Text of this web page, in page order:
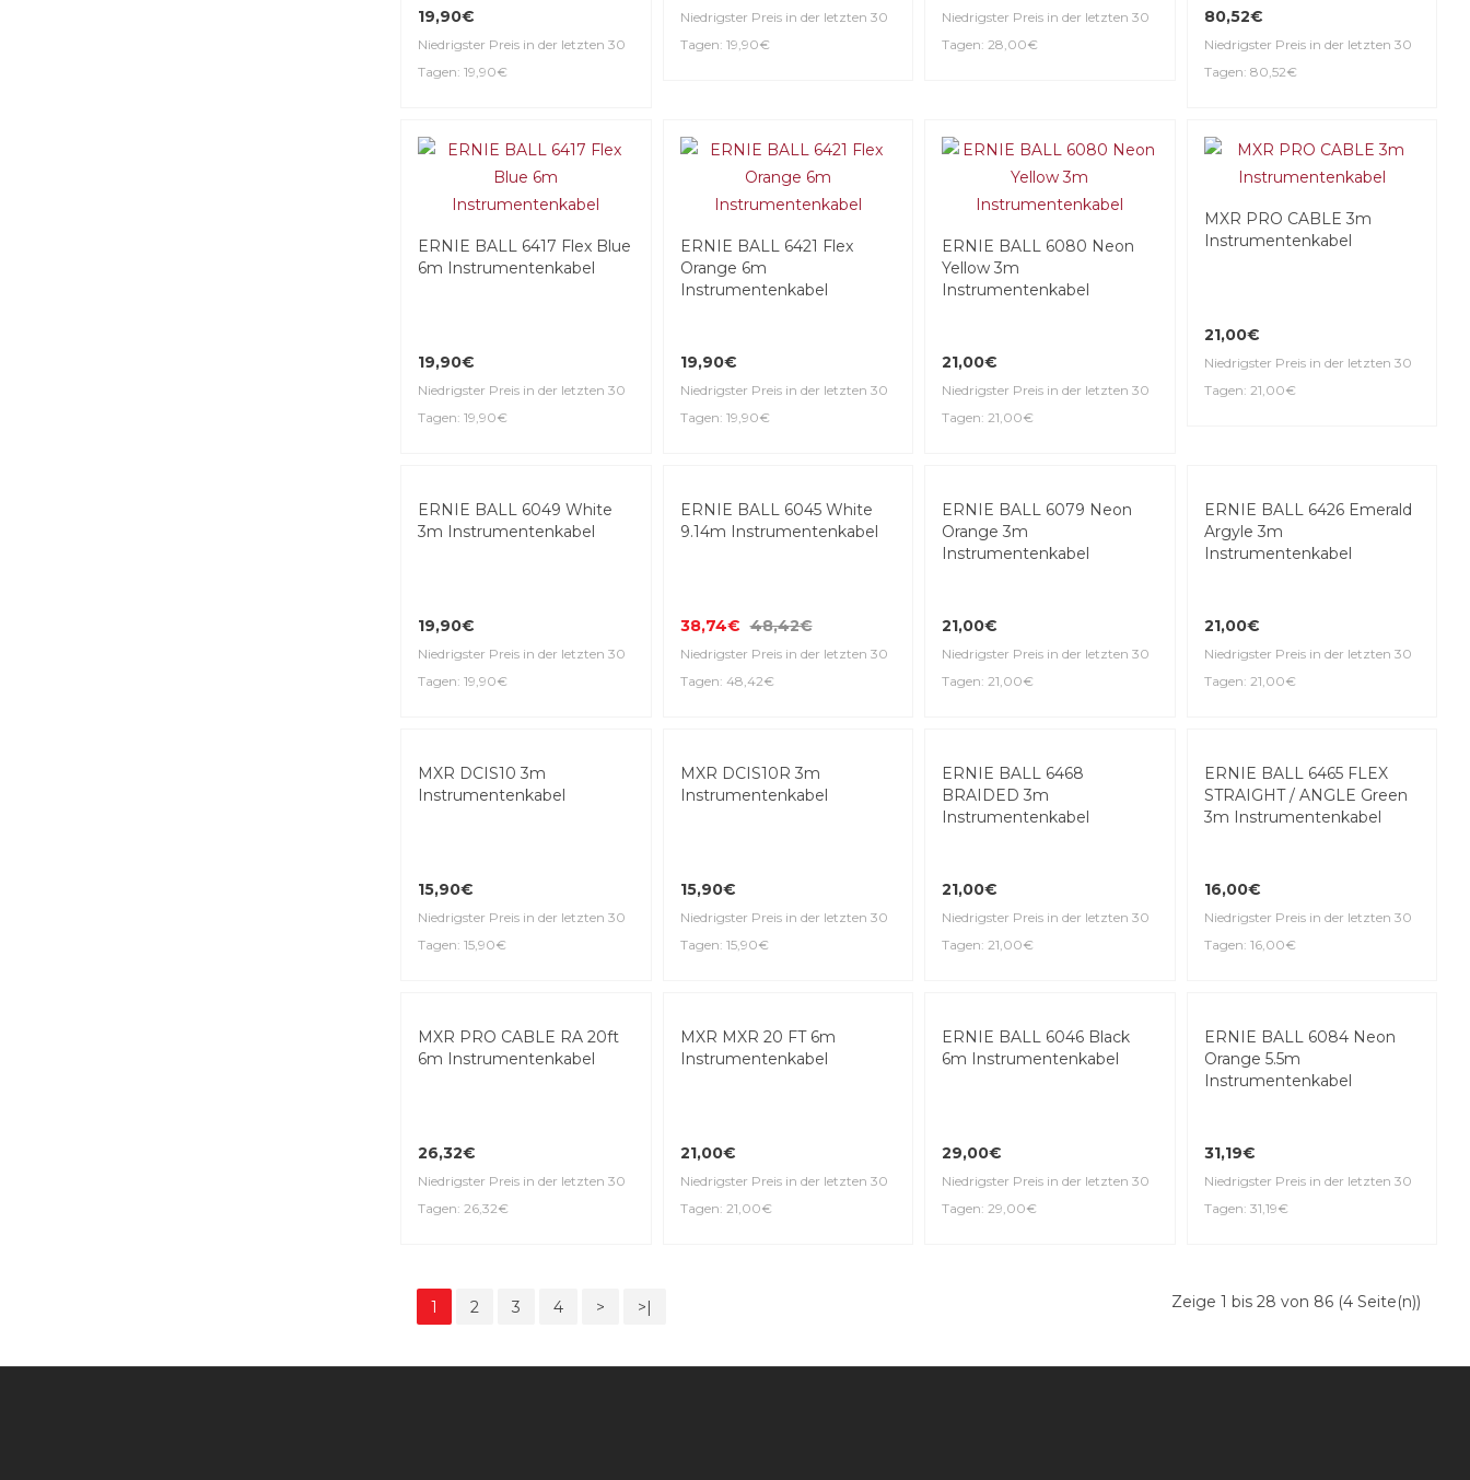
19,90€
Niedrigster Preis in der letzten 30
Tagen: 19,90€
Niedrigster Preis in der letzten 30
Tagen: 19,90€
Niedrigster Preis in der letzten 30
Tagen: 28,00€
80,52€
Niedrigster Preis in der letzten 30
Tagen: 80,52€
ERNIE BALL 6417 Flex Blue
6m Instrumentenkabel
19,90€
Niedrigster Preis in der letzten 30
Tagen: 19,90€
ERNIE BALL 6421 Flex
Orange 6m
Instrumentenkabel
19,90€
Niedrigster Preis in der letzten 30
Tagen: 19,90€
ERNIE BALL 6080 Neon
Yellow 3m
Instrumentenkabel
21,00€
Niedrigster Preis in der letzten 30
Tagen: 21,00€
MXR PRO CABLE 3m
Instrumentenkabel
21,00€
Niedrigster Preis in der letzten 30
Tagen: 21,00€
19,90€ 38,74€ 48,42€
Instrumentenkabel
Tagen: 21,00€
Instrumentenkabel
Tagen: 21,00€
MXR DCIS10 3m
15,90€
Niedrigster Preis in der letzten 30
MXR DCIS10R 3m
15,90€
Niedrigster Preis in der letzten 30
ERNIE BALL 6468
21,00€
ERNIE BALL 6465 FLEX
16,00€
Niedrigster Preis in der letzten 30
26,32€ 21,00€ 29,00€
Orange 5.5m